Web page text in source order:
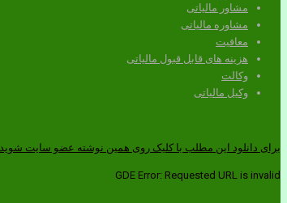
مشاور مالیاتی
مشاوره مالیاتی
معافیت
هزینه های قابل قبول مالیاتی
وکالت
وکیل مالیاتی
برای دانلود این مطلب با کلیک روی همین نوشته عضو سایت شوید.
GDE Error: Requested URL is invalid